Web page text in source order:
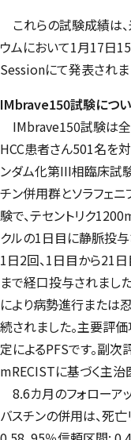
これらの試験成績は
ウムにおいて1月17日
Sessionにて発表されま
IMbrave150試験につ
IMbrave150試験は
HCC患者さん501名を
ンダム化第III相臨床試
チン併用群とソラフェ
験で、テセントリク
クルの1日目に静脈投与
1日2回、1日目から21
まで経口投与されまし
により病勢進行または
続されました。主要評
定によるPFSです。副次
mRECISTに基づく主治
8.6カ月のフォローア
バスチンの併用は、死